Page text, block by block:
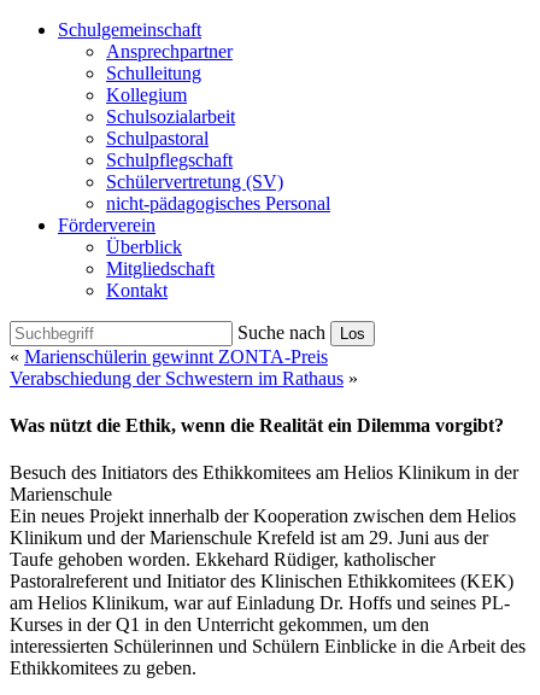
Schulgemeinschaft
Ansprechpartner
Schulleitung
Kollegium
Schulsozialarbeit
Schulpastoral
Schulpflegschaft
Schülervertretung (SV)
nicht-pädagogisches Personal
Förderverein
Überblick
Mitgliedschaft
Kontakt
Suche nach Los
« Marienschülerin gewinnt ZONTA-Preis
Verabschiedung der Schwestern im Rathaus »
Was nützt die Ethik, wenn die Realität ein Dilemma vorgibt?
Besuch des Initiators des Ethikkomitees am Helios Klinikum in der
Marienschule
Ein neues Projekt innerhalb der Kooperation zwischen dem Helios
Klinikum und der Marienschule Krefeld ist am 29. Juni aus der
Taufe gehoben worden. Ekkehard Rüdiger, katholischer
Pastoralreferent und Initiator des Klinischen Ethikkomitees (KEK)
am Helios Klinikum, war auf Einladung Dr. Hoffs und seines PL-
Kurses in der Q1 in den Unterricht gekommen, um den
interessierten Schülerinnen und Schülern Einblicke in die Arbeit des
Ethikkomitees zu geben.